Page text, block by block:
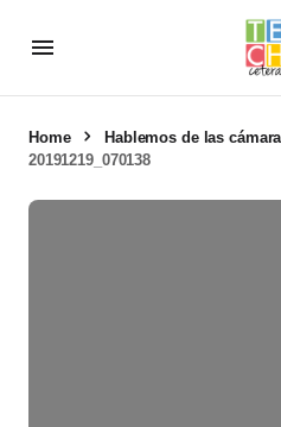
Home
Hablemos de las
20191219_070138